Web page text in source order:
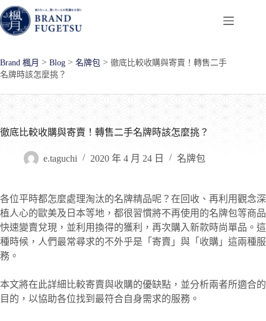
跳
至
主
內
容
Brand 楓月 > Blog > 名牌包 > 徹底比較收購與寄賣！轉售二手
名牌時該怎麼挑？
徹底比較收購與寄賣！轉售二手名牌時該怎麼挑？
e.taguchi 2020 年 4 月 24 日 名牌包
各位平時都怎麼處理淘汰的名牌精品呢？在回收、再利用觀念深
植人心的歐美及日本等地，都很習慣將不再使用的名牌包等商品
快速變賣兌現，並利用換得的獲利，再次購入新款時尚單品。這
種時候，人們最常尋求的不外乎是「寄賣」與「收購」這兩種服
務。
本文將在此詳細比較寄賣與收購的優缺點，並分析兩者所適合的
目的，以協助各位找到最符合自身需求的服務。